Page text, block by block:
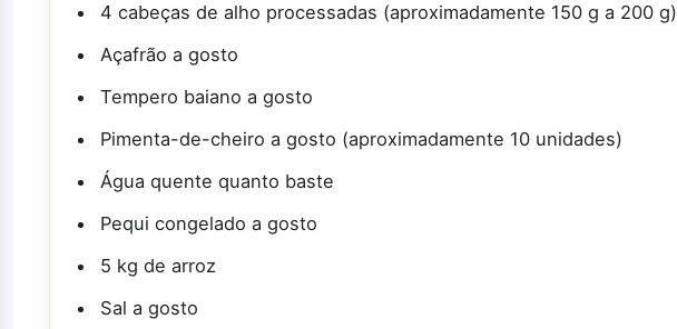
4 cabeças de alho processadas (aproximadamente 150 g a 200 g)
Açafrão a gosto
Tempero baiano a gosto
Pimenta-de-cheiro a gosto (aproximadamente 10 unidades)
Água quente quanto baste
Pequi congelado a gosto
5 kg de arroz
Sal a gosto